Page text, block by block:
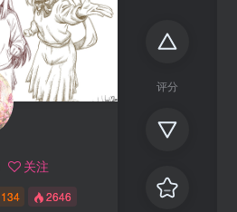
评分
关注
134 2646